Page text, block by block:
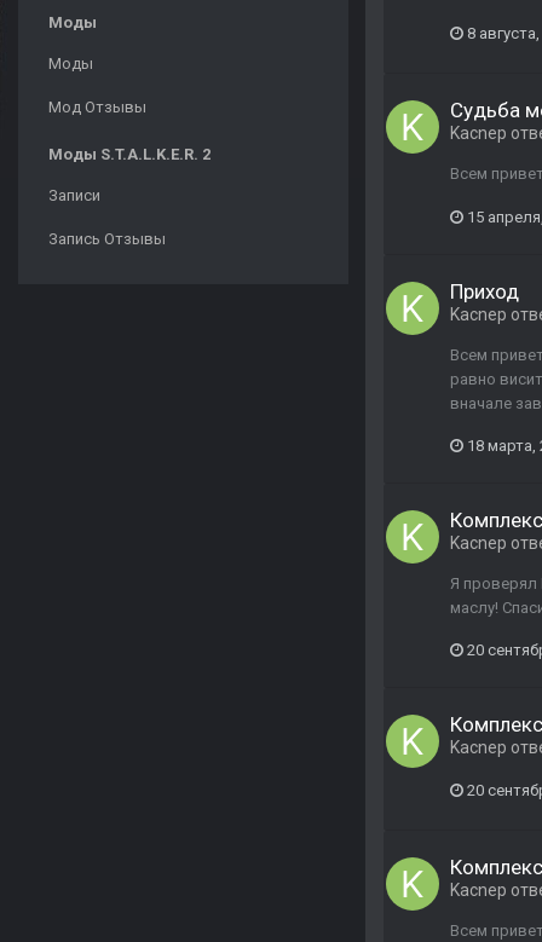
Моды
Моды
Мод Отзывы
Моды S.T.A.L.K.E.R. 2
Записи
Запись Отзывы
8
Судьба
Kacnep
Всем
15
Приход
Kacnep
Всем
равно
вначале
18 марта,
Комплекс
Kacnep
Я проверял
маслу!
20
Комплекс
Kacnep
20
Комплекс
Kacnep
Всем